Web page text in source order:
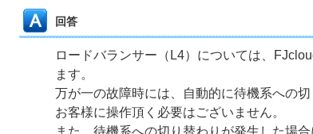
回答
ロードバランサー（L4）については、
ます。
万が一の故障時には、自動的に待機系への切
お客様に操作頂く必要はございません。
また、待機系への切り替わりが発生した場